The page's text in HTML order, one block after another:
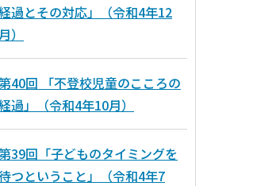
過とその対応」（令和4年12
）
40回 「不登校児童のこころの
過」（令和4年10月）
39回「子どものタイミングを
つということ」（令和4年7